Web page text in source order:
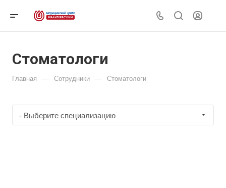
Стоматологи
Главная — Сотрудники — Стоматологи
- Выберите специализацию